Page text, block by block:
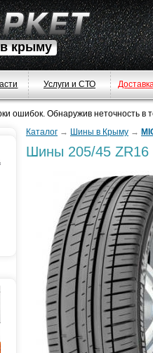
крыму
Услуги и СТО
ошибок. Обнаружив неточность в
Каталог → Шины в Крыму →
Шины 205/45